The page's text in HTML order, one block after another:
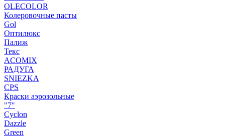
OLECOLOR
Колеровочные пасты
Gol
Оптилюкс
Палиж
Текс
ACOMIX
РАДУГА
SNIEZKA
CPS
Краски аэрозольные
"7"
Cyclon
Dazzle
Green